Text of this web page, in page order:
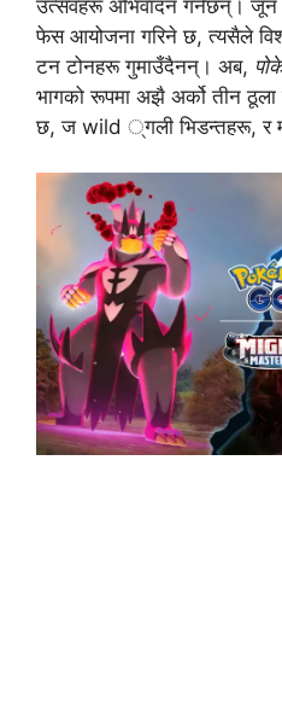
उत्सवहरू अभिवादन गर्नेछन्। जून
फेस आयोजना गरिने छ, त्यसैले
टन टोनहरू गुमाउँदैनन्। अब,
भागको रूपमा अझै अर्को तीन ठूला
छ, ज wild ्गली भिडन्तहरू, र